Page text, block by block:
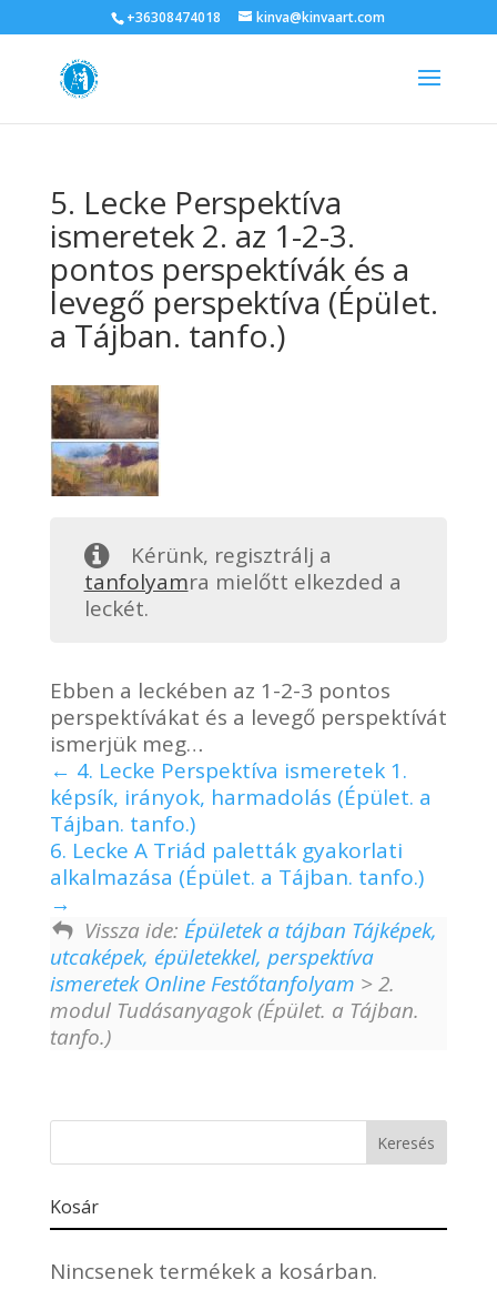
+36308474018 kinva@kinvaart.com
5. Lecke Perspektíva
ismeretek 2. az 1-2-3.
pontos perspektívák és a
levegő perspektíva (Épület.
a Tájban. tanfo.)
Kérünk, regisztrálj a
tanfolyamra mielőtt elkezded a
leckét.
Ebben a leckében az 1-2-3 pontos
perspektívákat és a levegő perspektívát
ismerjük meg…
4. Lecke Perspektíva ismeretek 1.
képsík, irányok, harmadolás (Épület. a
Tájban. tanfo.)
6. Lecke A Triád paletták gyakorlati
alkalmazása (Épület. a Tájban. tanfo.)
Vissza ide: Épületek a tájban Tájképek,
utcaképek, épületekkel, perspektíva
ismeretek Online Festőtanfolyam > 2.
modul Tudásanyagok (Épület. a Tájban.
tanfo.)
Kosár
Nincsenek termékek a kosárban.